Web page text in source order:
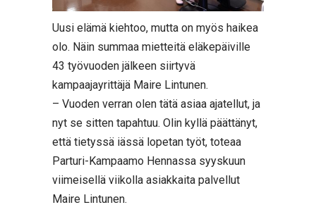
Uusi elämä kiehtoo, mutta on myös haikea
olo. Näin summaa mietteitä eläkepäiville
43 työvuoden jälkeen siirtyvä
kampaajayrittäjä Maire Lintunen.
– Vuoden verran olen tätä asiaa ajatellut, ja
nyt se sitten tapahtuu. Olin kyllä päättänyt,
että tietyssä iässä lopetan työt, toteaa
Parturi-Kampaamo Hennassa syyskuun
viimeisellä viikolla asiakkaita palvellut
Maire Lintunen.